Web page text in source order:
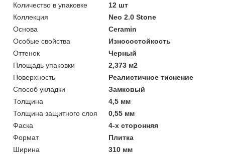
Количество в упаковке
12 шт
Коллекция
Neo 2.0 Stone
Основа
Ceramin
Особые свойства
Износостойкость
Оттенок
Черный
Площадь упаковки
2,373 м2
Поверхность
Реалистичное тиснение
Способ укладки
Замковый
Толщина
4,5 мм
Толщина защитного слоя
0,55 мм
Фаска
4-х сторонняя
Формат
Плитка
Ширина
310 мм